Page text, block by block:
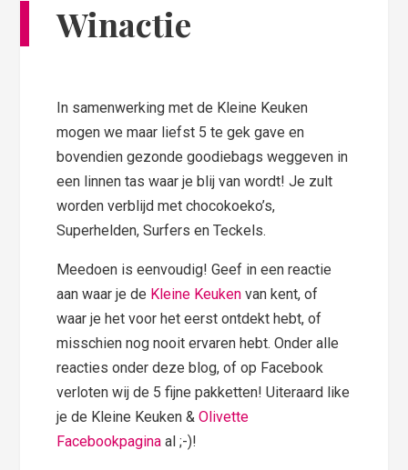
Winactie
In samenwerking met de Kleine Keuken
mogen we maar liefst 5 te gek gave en
bovendien gezonde goodiebags weggeven in
een linnen tas waar je blij van wordt! Je zult
worden verblijd met chocokoeko’s,
Superhelden, Surfers en Teckels.
Meedoen is eenvoudig! Geef in een reactie
aan waar je de Kleine Keuken van kent, of
waar je het voor het eerst ontdekt hebt, of
misschien nog nooit ervaren hebt. Onder alle
reacties onder deze blog, of op Facebook
verloten wij de 5 fijne pakketten! Uiteraard like
je de Kleine Keuken &Olivette
Facebookpagina al ;-)!